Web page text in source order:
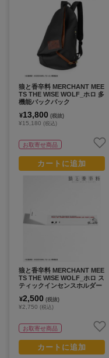
狼と香辛料 MERCHANT MEE
TS THE WISE WOLF_ホロ 多
機能バックパック
¥13,800 (税抜)
¥15,180 (税込)
お取寄せ商品
カートに追加
狼と香辛料 MERCHANT MEE
TS THE WISE WOLF_ホロ ス
ティックインセンスホルダー
¥2,500 (税抜)
¥2,750 (税込)
お取寄せ商品
カートに追加